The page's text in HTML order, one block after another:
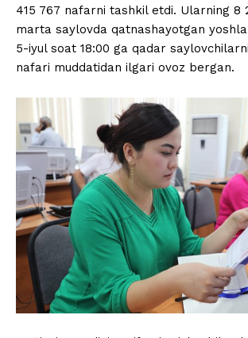
415 767 nafarni tashkil etdi. Ularning 8
marta saylovda qatnashayotgan
5-iyul soat 18:00 ga qadar
nafari muddatidan ilgari ovoz bergan.